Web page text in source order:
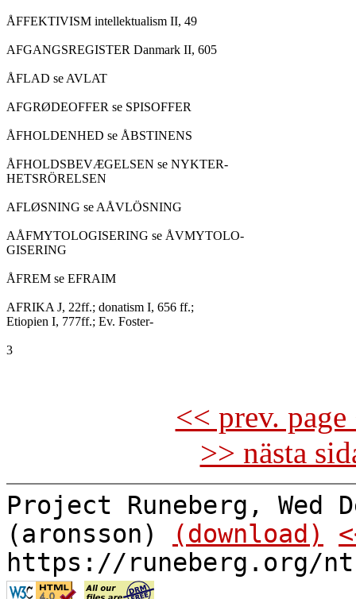
ÅFFEKTIVISM intellektualism II, 49
AFGANGSREGISTER Danmark II, 605
ÅFLAD se AVLAT
AFGRØDEOFFER se SPISOFFER
ÅFHOLDENHED se ÅBSTINENS
ÅFHOLDSBEVÆGELSEN se NYKTER-
HETSRÖRELSEN
AFLØSNING se AÅVLÖSNING
AÅFMYTOLOGISERING se ÅVMYTOLO-
GISERING
ÅFREM se EFRAIM
AFRIKA J, 22ff.; donatism I, 656 ff.;
Etiopien I, 777ff.; Ev. Foster-
3
<< prev.
>> nästa
Project Runeberg, Wed
(aronsson)
(download)
https://runeberg.org/